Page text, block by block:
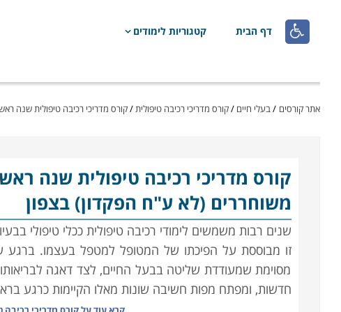
 דף הבית קטגוריות לימודים
אתר קורסים /בעלי חיים /קורס מדריכי רכיבה טיפולית/קורס מדריכי רכיבה טיפולית שנה
קורס מדריכי רכיבה טיפוליתשנה
משוחררים (לא ע"ח הפקדון) בצפון
שנים רבות משמשים לימודי רכיבה טיפולית ככלי טיפולי
זו מבוססת על הפיכתו של המטופל למטפל בעצמו. ברגע
מסוימת שמעודדת שליטה בבעל החיים, לצד דאגה לבריאותו
חדשות, ומפתח מפות חשיבה שונות מאלו הקיימות כרגע